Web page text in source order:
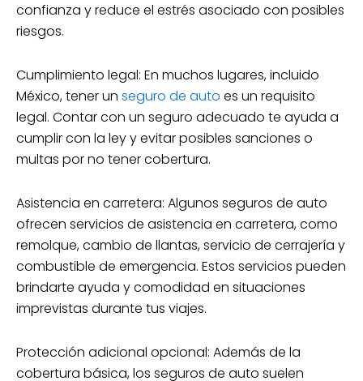
confianza y reduce el estrés asociado con posibles
riesgos.
Cumplimiento legal: En muchos lugares, incluido
México, tener un seguro de auto es un requisito
legal. Contar con un seguro adecuado te ayuda a
cumplir con la ley y evitar posibles sanciones o
multas por no tener cobertura.
Asistencia en carretera: Algunos seguros de auto
ofrecen servicios de asistencia en carretera, como
remolque, cambio de llantas, servicio de cerrajería y
combustible de emergencia. Estos servicios pueden
brindarte ayuda y comodidad en situaciones
imprevistas durante tus viajes.
Protección adicional opcional: Además de la
cobertura básica, los seguros de auto suelen